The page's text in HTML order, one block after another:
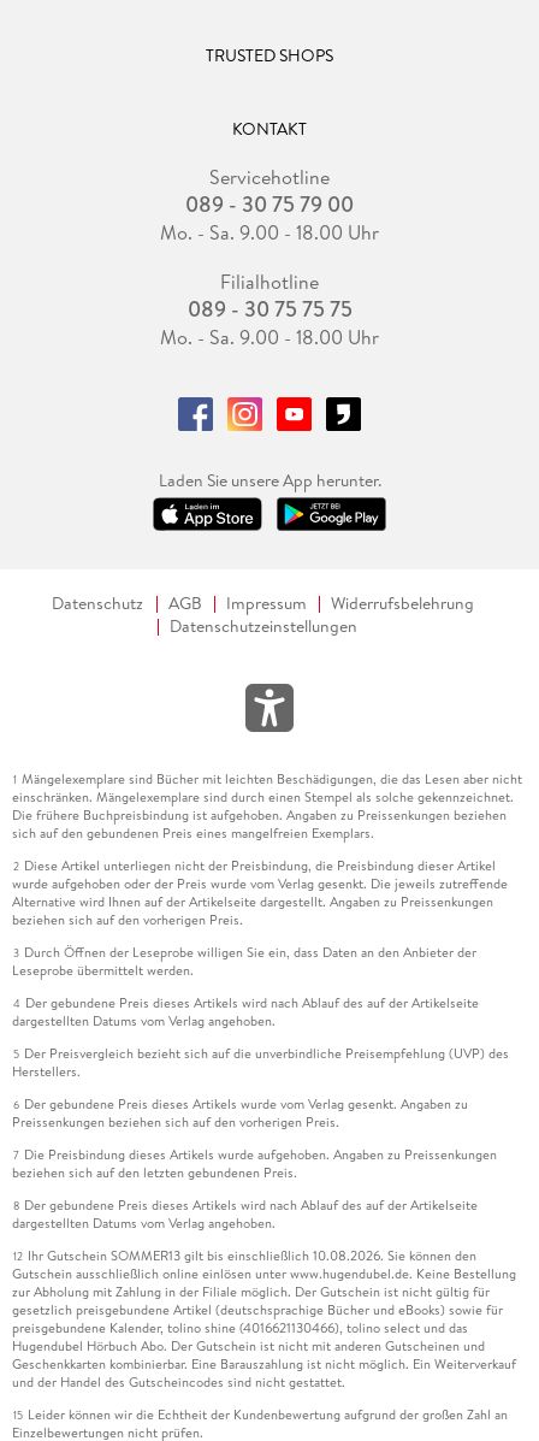
TRUSTED SHOPS
KONTAKT
Servicehotline
089 - 30 75 79 00
Mo. - Sa. 9.00 - 18.00 Uhr
Filialhotline
089 - 30 75 75 75
Mo. - Sa. 9.00 - 18.00 Uhr
Laden Sie unsere App herunter.
Datenschutz AGB Impressum
Widerrufsbelehrung
Datenschutzeinstellungen
1 Mängelexemplare sind Bücher mit leichten Beschädigungen, die das Lesen aber nicht
einschränken. Mängelexemplare sind durch einen Stempel als solche gekennzeichnet.
Die frühere Buchpreisbindung ist aufgehoben. Angaben zu Preissenkungen beziehen
sich auf den gebundenen Preis eines mangelfreien Exemplars.
2 Diese Artikel unterliegen nicht der Preisbindung, die Preisbindung dieser Artikel
wurde aufgehoben oder der Preis wurde vom Verlag gesenkt. Die jeweils zutreffende
Alternative wird Ihnen auf der Artikelseite dargestellt. Angaben zu Preissenkungen
beziehen sich auf den vorherigen Preis.
3 Durch Öffnen der Leseprobe willigen Sie ein, dass Daten an den Anbieter der
Leseprobe übermittelt werden.
4 Der gebundene Preis dieses Artikels wird nach Ablauf des auf der Artikelseite
dargestellten Datums vom Verlag angehoben.
5 Der Preisvergleich bezieht sich auf die unverbindliche Preisempfehlung (UVP) des
Herstellers.
6 Der gebundene Preis dieses Artikels wurde vom Verlag gesenkt. Angaben zu
Preissenkungen beziehen sich auf den vorherigen Preis.
7 Die Preisbindung dieses Artikels wurde aufgehoben. Angaben zu Preissenkungen
beziehen sich auf den letzten gebundenen Preis.
8 Der gebundene Preis dieses Artikels wird nach Ablauf des auf der Artikelseite
dargestellten Datums vom Verlag angehoben.
12 Ihr Gutschein SOMMER13 gilt bis einschließlich 10.08.2026. Sie können den
Gutschein ausschließlich online einlösen unter www.hugendubel.de. Keine Bestellung
zur Abholung mit Zahlung in der Filiale möglich. Der Gutschein ist nicht gültig für
gesetzlich preisgebundene Artikel (deutschsprachige Bücher und eBooks) sowie für
preisgebundene Kalender, tolino shine (4016621130466), tolino select und das
Hugendubel Hörbuch Abo. Der Gutschein ist nicht mit anderen Gutscheinen und
Geschenkkarten kombinierbar. Eine Barauszahlung ist nicht möglich. Ein Weiterverkauf
und der Handel des Gutscheincodes sind nicht gestattet.
15 Leider können wir die Echtheit der Kundenbewertung aufgrund der großen Zahl an
Einzelbewertungen nicht prüfen.